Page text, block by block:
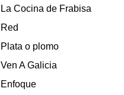
La Cocina de Frabisa
Red
Plata o plomo
Ven A Galicia
Enfoque